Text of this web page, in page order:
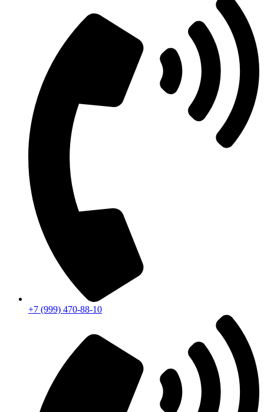
+7 (999) 470-88-10